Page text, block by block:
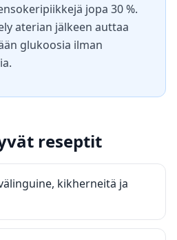
jopa 30 %.
aterian jälkeen auttaa
glukoosia ilman
reseptit
kikherneitä ja